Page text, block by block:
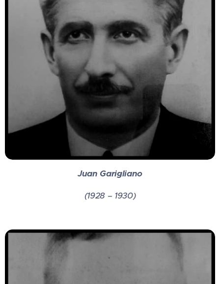
Juan Garigliano
(1928 – 1930)